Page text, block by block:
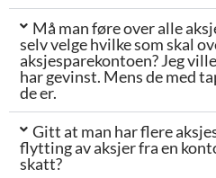
Må man føre over alle
selv velge hvilke som skal
aksjesparekontoen? Jeg
har gevinst. Mens de med
de er.
Gitt at man har flere
flytting av aksjer fra en
skatt?